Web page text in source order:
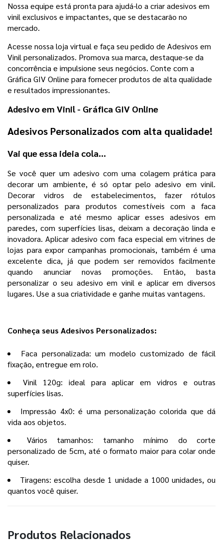
Nossa equipe está pronta para ajudá-lo a criar adesivos em
vinil exclusivos e impactantes, que se destacarão no
mercado.
Acesse nossa loja virtual e faça seu pedido de Adesivos em
Vinil personalizados. Promova sua marca, destaque-se da
concorrência e impulsione seus negócios. Conte com a
Gráfica GIV Online para fornecer produtos de alta qualidade
e resultados impressionantes.
Adesivo em Vinil - Gráfica GIV Online
Adesivos Personalizados com alta qualidade!
Vai que essa ideia cola...
Se você quer um adesivo com uma colagem prática para
decorar um ambiente, é só optar pelo adesivo em vinil.
Decorar vidros de estabelecimentos, fazer rótulos
personalizados para produtos comestíveis com a faca
personalizada e até mesmo aplicar esses adesivos em
paredes, com superfícies lisas, deixam a decoração linda e
inovadora. Aplicar adesivo com faca especial em vitrines de
lojas para expor campanhas promocionais, também é uma
excelente dica, já que podem ser removidos facilmente
quando anunciar novas promoções. Então, basta
personalizar o seu adesivo em vinil e aplicar em diversos
lugares. Use a sua criatividade e ganhe muitas vantagens.
Conheça seus Adesivos Personalizados:
Faca personalizada: um modelo customizado de fácil
fixação, entregue em rolo.
Vinil 120g: ideal para aplicar em vidros e outras
superfícies lisas.
Impressão 4x0: é uma personalização colorida que dá
vida aos objetos.
Vários tamanhos: tamanho mínimo do corte
personalizado de 5cm, até o formato maior para colar onde
quiser.
Tiragens: escolha desde 1 unidade a 1000 unidades, ou
quantos você quiser.
Produtos Relacionados